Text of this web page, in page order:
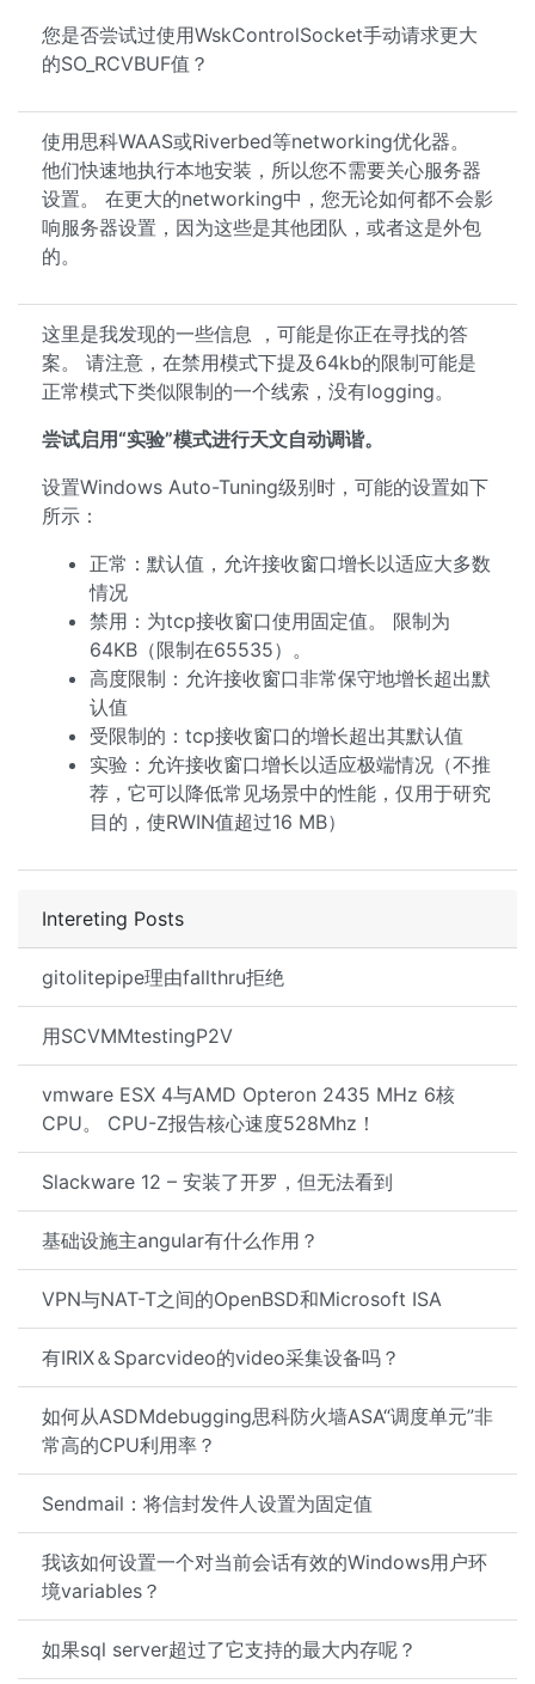
Intereting Posts
gitolitepipe理由fallthru拒绝
用SCVMMtestingP2V
vmware ESX 4与AMD Opteron 2435 MHz 6核
CPU。 CPU-Z报告核心速度528Mhz！
Slackware 12 – 安装了开罗，但无法看到
基础设施主angular有什么作用？
VPN与NAT-T之间的OpenBSD和Microsoft ISA
有IRIX＆Sparcvideo的video采集设备吗？
如何从ASDMdebugging思科防火墙ASA“调度单元”非
常高的CPU利用率？
Sendmail：将信封发件人设置为固定值
我该如何设置一个对当前会话有效的Windows用户环
境variables？
如果sql server超过了它支持的最大内存呢？
您是否尝试过使用WskControlSocket手动请求更大
的SO_RCVBUF值？
使用思科WAAS或Riverbed等networking优化器。
他们快速地执行本地安装，所以您不需要关心服务器
设置。 在更大的networking中，您无论如何都不会影
响服务器设置，因为这些是其他团队，或者这是外包
的。
这里是我发现的一些信息 ，可能是你正在寻找的答
案。 请注意，在禁用模式下提及64kb的限制可能是
正常模式下类似限制的一个线索，没有logging。
尝试启用“实验”模式进行天文自动调谐。
设置Windows Auto-Tuning级别时，可能的设置如下
所示：
正常：默认值，允许接收窗口增长以适应大多数
情况
禁用：为tcp接收窗口使用固定值。 限制为
64KB（限制在65535）。
高度限制：允许接收窗口非常保守地增长超出默
认值
受限制的：tcp接收窗口的增长超出其默认值
实验：允许接收窗口增长以适应极端情况（不推
荐，它可以降低常见场景中的性能，仅用于研究
目的，使RWIN值超过16 MB）